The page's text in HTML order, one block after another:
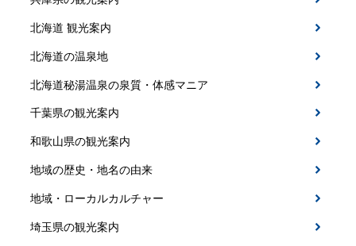
北海道 観光案内
北海道の温泉地
北海道秘湯温泉の泉質・体感マニア
千葉県の観光案内
和歌山県の観光案内
地域の歴史・地名の由来
地域・ローカルカルチャー
埼玉県の観光案内